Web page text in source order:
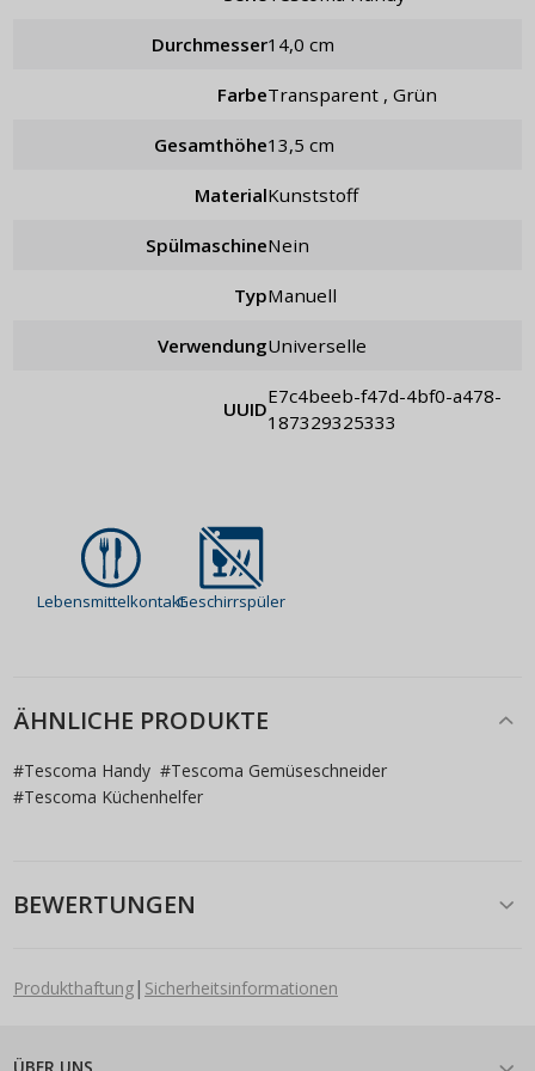
Durchmesser 14,0 cm
Farbe Transparent , Grün
Gesamthöhe 13,5 cm
Material Kunststoff
Spülmaschine Nein
Typ manuell
Verwendung universelle
UUID
e7c4beeb-f47d-4bf0-a478-
187329325333
LebensmittelkontaktGeschirrspüler
ÄHNLICHE PRODUKTE
#Tescoma Handy #Tescoma Gemüseschneider
#Tescoma Küchenhelfer
BEWERTUNGEN
Produkthaftung| Sicherheitsinformationen